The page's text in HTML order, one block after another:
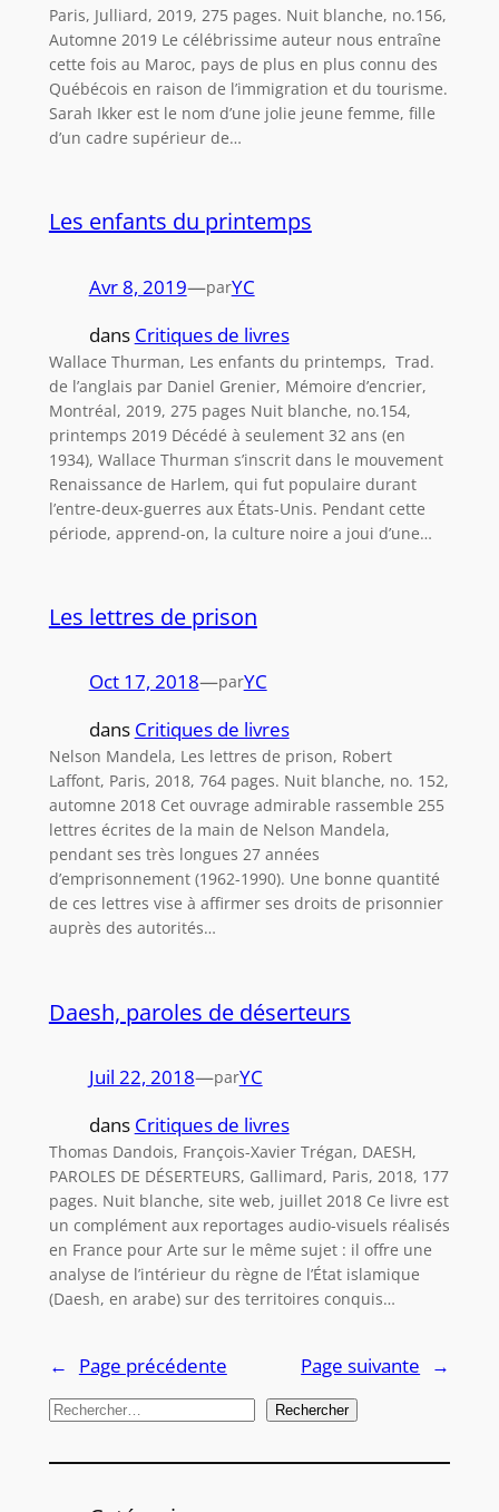
Paris, Julliard, 2019, 275 pages. Nuit blanche, no.156,
Automne 2019 Le célébrissime auteur nous entraîne
cette fois au Maroc, pays de plus en plus connu des
Québécois en raison de l’immigration et du tourisme.
Sarah Ikker est le nom d’une jolie jeune femme, fille
d’un cadre supérieur de…
Les enfants du printemps
Avr 8, 2019—parYC
dans Critiques de livres
Wallace Thurman, Les enfants du printemps, Trad.
de l’anglais par Daniel Grenier, Mémoire d’encrier,
Montréal, 2019, 275 pages Nuit blanche, no.154,
printemps 2019 Décédé à seulement 32 ans (en
1934), Wallace Thurman s’inscrit dans le mouvement
Renaissance de Harlem, qui fut populaire durant
l’entre-deux-guerres aux États-Unis. Pendant cette
période, apprend-on, la culture noire a joui d’une…
Les lettres de prison
Oct 17, 2018—parYC
dans Critiques de livres
Nelson Mandela, Les lettres de prison, Robert
Laffont, Paris, 2018, 764 pages. Nuit blanche, no. 152,
automne 2018 Cet ouvrage admirable rassemble 255
lettres écrites de la main de Nelson Mandela,
pendant ses très longues 27 années
d’emprisonnement (1962-1990). Une bonne quantité
de ces lettres vise à affirmer ses droits de prisonnier
auprès des autorités…
Daesh, paroles de déserteurs
Juil 22, 2018—parYC
dans Critiques de livres
Thomas Dandois, François-Xavier Trégan, DAESH,
PAROLES DE DÉSERTEURS, Gallimard, Paris, 2018, 177
pages. Nuit blanche, site web, juillet 2018 Ce livre est
un complément aux reportages audio-visuels réalisés
en France pour Arte sur le même sujet : il offre une
analyse de l’intérieur du règne de l’État islamique
(Daesh, en arabe) sur des territoires conquis…
← Page précédente Page suivante
→
R
c
Rechercher